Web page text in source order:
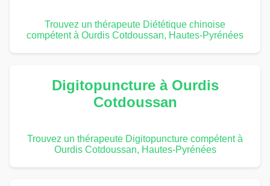
Trouvez un thérapeute Diététique chinoise
compétent à Ourdis Cotdoussan, Hautes-Pyrénées
Digitopuncture à Ourdis
Cotdoussan
Trouvez un thérapeute Digitopuncture compétent à
Ourdis Cotdoussan, Hautes-Pyrénées